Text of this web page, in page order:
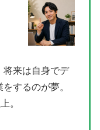
将来は自身でデ
するのが夢。
。